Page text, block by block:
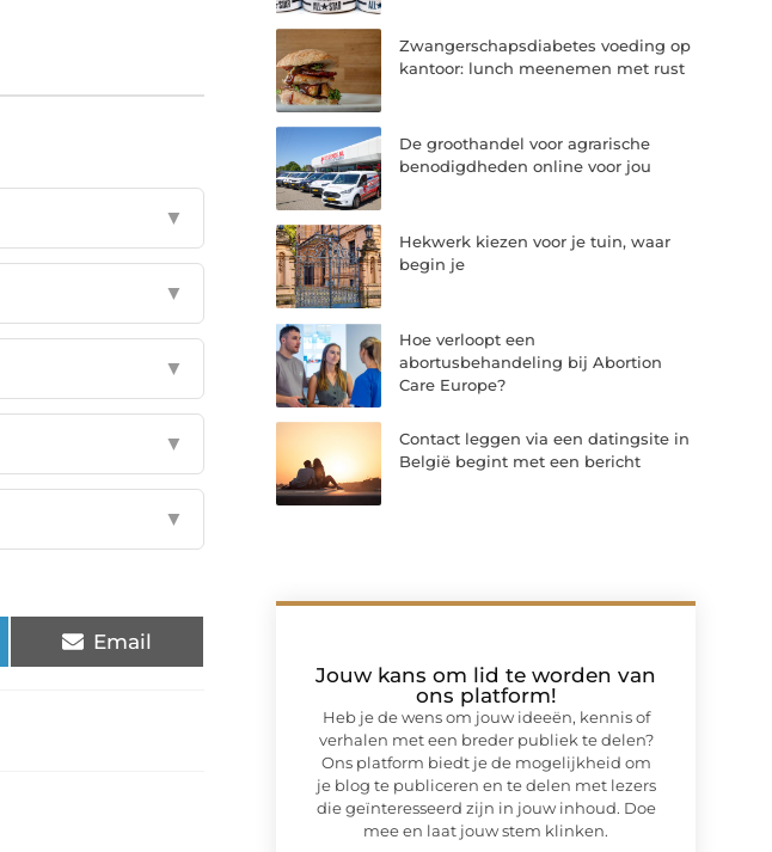
▼
▼
▼
▼
▼
Email
Zwangerschapsdiabetes voeding op
kantoor: lunch meenemen met rust
De groothandel voor agrarische
benodigdheden online voor jou
Hekwerk kiezen voor je tuin, waar
begin je
Hoe verloopt een
abortusbehandeling bij Abortion
Care Europe?
Contact leggen via een datingsite in
België begint met een bericht
Jouw kans om lid te worden van
ons platform!
Heb je de wens om jouw ideeën, kennis of
verhalen met een breder publiek te delen?
Ons platform biedt je de mogelijkheid om
je blog te publiceren en te delen met lezers
die geïnteresseerd zijn in jouw inhoud. Doe
mee en laat jouw stem klinken.